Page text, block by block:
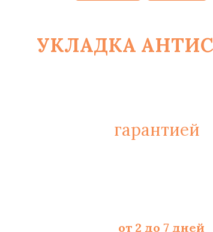
УКЛАДКА
гарантией
от 2 до 7 дней